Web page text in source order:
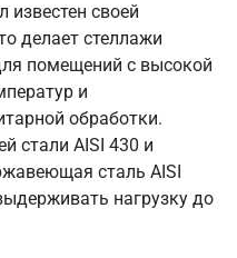
своей
делает стеллажи
помещений с высокой
и
обработки.
стали AISI 430 и
сталь AISI
нагрузку до